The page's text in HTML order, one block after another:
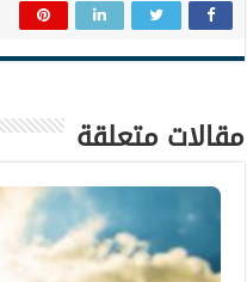
مقالات متعلقة